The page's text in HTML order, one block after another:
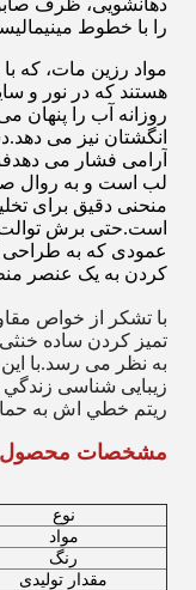
دهانشویی، ظرف
را با خطوط
مواد رزین مات، که
هستند که در نور و
روزانه آب را پنهان
انگشتان نیز می
آرامی فشار می
لب است و به روال
منحنی دقیق برای
است.حتی برش توالت
عمودی که به طراحی
کردن به یک عنصر
با تشکر از خواص
تمیز کردن ساده
به نظر می رسد.با
زیبایی شناسی زندگي
ريتم خطي اش به
مشخصات
نوع
مواد
رنگ
مقدار تولیدی